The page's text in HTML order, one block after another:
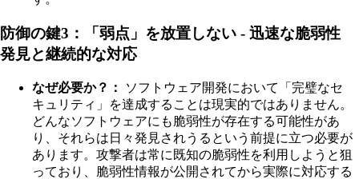
防御の鍵3：「弱点」を放置しない - 迅速な脆弱性
発見と継続的な対応
なぜ必要か？：
ソフトウェア開発において「完璧なセ
キュリティ」を達成することは現実的ではありません。
どんなソフトウェアにも脆弱性が存在する可能性があ
り、それらは日々発見されうるという前提に立つ必要が
あります。攻撃者は常に既知の脆弱性を利用しようと狙
っており、脆弱性情報が公開されてから実際に対応する